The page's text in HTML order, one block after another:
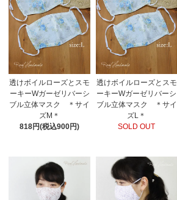
透けボイルローズとスモ
ーキーWガーゼリバーシ
ブル立体マスク ＊サイ
ズM＊
818円(税込900円)
透けボイルローズとスモ
ーキーWガーゼリバーシ
ブル立体マスク ＊サイ
ズL＊
SOLD OUT